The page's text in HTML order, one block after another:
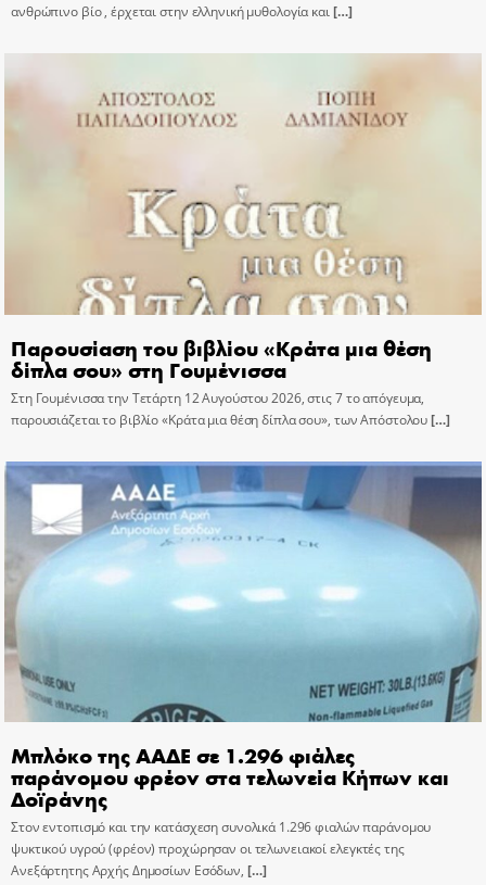
ανθρώπινο βίο , έρχεται στην ελληνική μυθολογία και[…]
Παρουσίαση του βιβλίου «Κράτα μια θέση
δίπλα σου» στη Γουμένισσα
Στη Γουμένισσα την Τετάρτη 12 Αυγούστου 2026, στις 7 το απόγευμα,
παρουσιάζεται το βιβλίο «Κράτα μια θέση δίπλα σου», των Απόστολου[…]
Μπλόκο της ΑΑΔΕ σε 1.296 φιάλες
παράνομου φρέον στα τελωνεία Κήπων και
Δοϊράνης
Στον εντοπισμό και την κατάσχεση συνολικά 1.296 φιαλών παράνομου
ψυκτικού υγρού (φρέον) προχώρησαν οι τελωνειακοί ελεγκτές της
Ανεξάρτητης Αρχής Δημοσίων Εσόδων, […]